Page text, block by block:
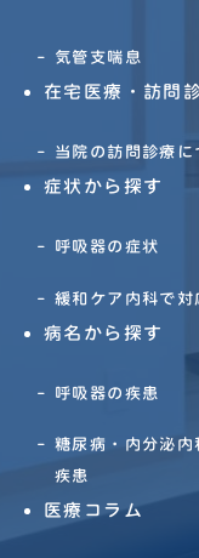
気管支喘息
在宅医療・訪問
当院の訪問診療に
症状から探す
呼吸器の症状
緩和ケア内科で対
病名から探す
呼吸器の疾患
糖尿病・内分泌内
疾患
医療コラム